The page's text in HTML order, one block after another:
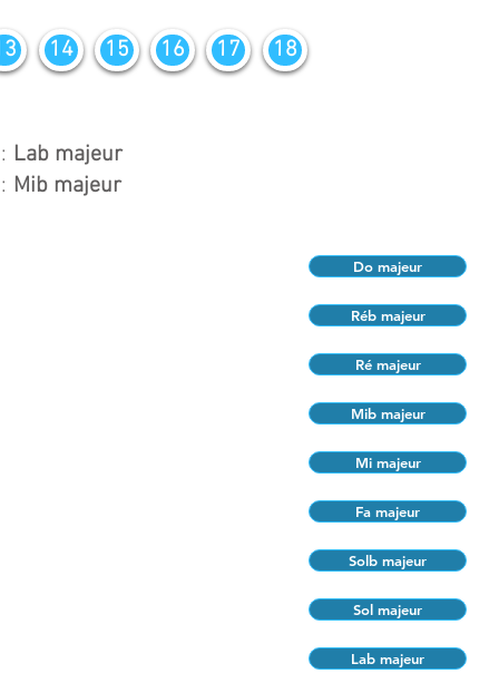
Lab majeur
Mib majeur
14 15 16 17 18
Do majeur
Réb majeur
Ré majeur
Mib majeur
Mi majeur
Fa majeur
Solb majeur
Sol majeur
Lab majeur